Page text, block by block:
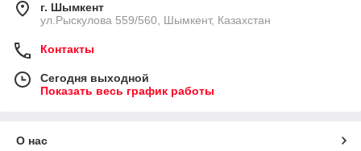
г. Шымкент
ул.Рыскулова 559/560, Шымкент, Казахстан
Контакты
Сегодня выходной
Показать весь график работы
О нас